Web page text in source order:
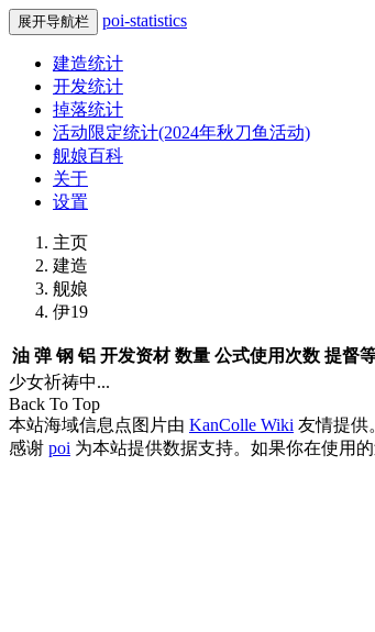
展开导航栏 poi-statistics
建造统计
开发统计
掉落统计
活动限定统计(2024年秋刀鱼活动)
舰娘百科
关于
设置
主页
建造
舰娘
伊19
油 弹 钢 铝 开发资材 数量 公式使用次数 提督
少女祈祷中...
Back To Top
本站海域信息点图片由 KanColle Wiki 友情提供
感谢 poi 为本站提供数据支持。如果你在使用